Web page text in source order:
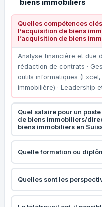
biens immobiliers
Quelles compétences
l’acquisition de biens
l’acquisition de biens
Analyse financière et due
rédaction de contrats ·
outils informatiques
immobilière) · Leadership
Quel salaire pour un
de biens immobiliers/
biens immobiliers en
Quelle formation ou
Quelles sont les